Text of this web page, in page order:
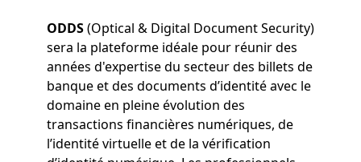
ODDS(Optical & Digital Document Security)
sera la plateforme idéale pour réunir des
années d'expertise du secteur des billets de
banque et des documents d’identité avec le
domaine en pleine évolution des
transactions financières numériques, de
l’identité virtuelle et de la vérification